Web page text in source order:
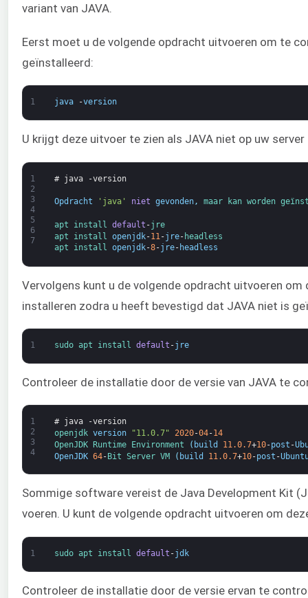
variant van JAVA.
Eerst moet u de volgende opdracht uitvoeren om te
geïnstalleerd:
1 java -version
U krijgt deze uitvoer te zien als JAVA niet op uw
1
2
3
4
5
6
7
# java -version
Opdracht 'java' niet gevonden, maar kan worden
apt install default -jre
apt
install openjdk-11 -jre- headless
apt
install openjdk-8-jre- headless
Vervolgens kunt u de volgende opdracht uitvoeren om
installeren zodra u heeft bevestigd dat JAVA niet is
1 sudo apt install default -jre
Controleer de installatie door de versie van JAVA te
1
2
3
4
# java -version
openjdk version "11.0.7" 2020-04-14
OpenJDK
Runtime Environment ( build 11.0.7+10-post -
OpenJDK 64-Bit Server VM ( build 11.0.7+10-post -
Sommige software vereist de Java Development Kit
voeren. U kunt de volgende opdracht uitvoeren om
1 sudo apt install default -jdk
Controleer de installatie door de versie ervan te